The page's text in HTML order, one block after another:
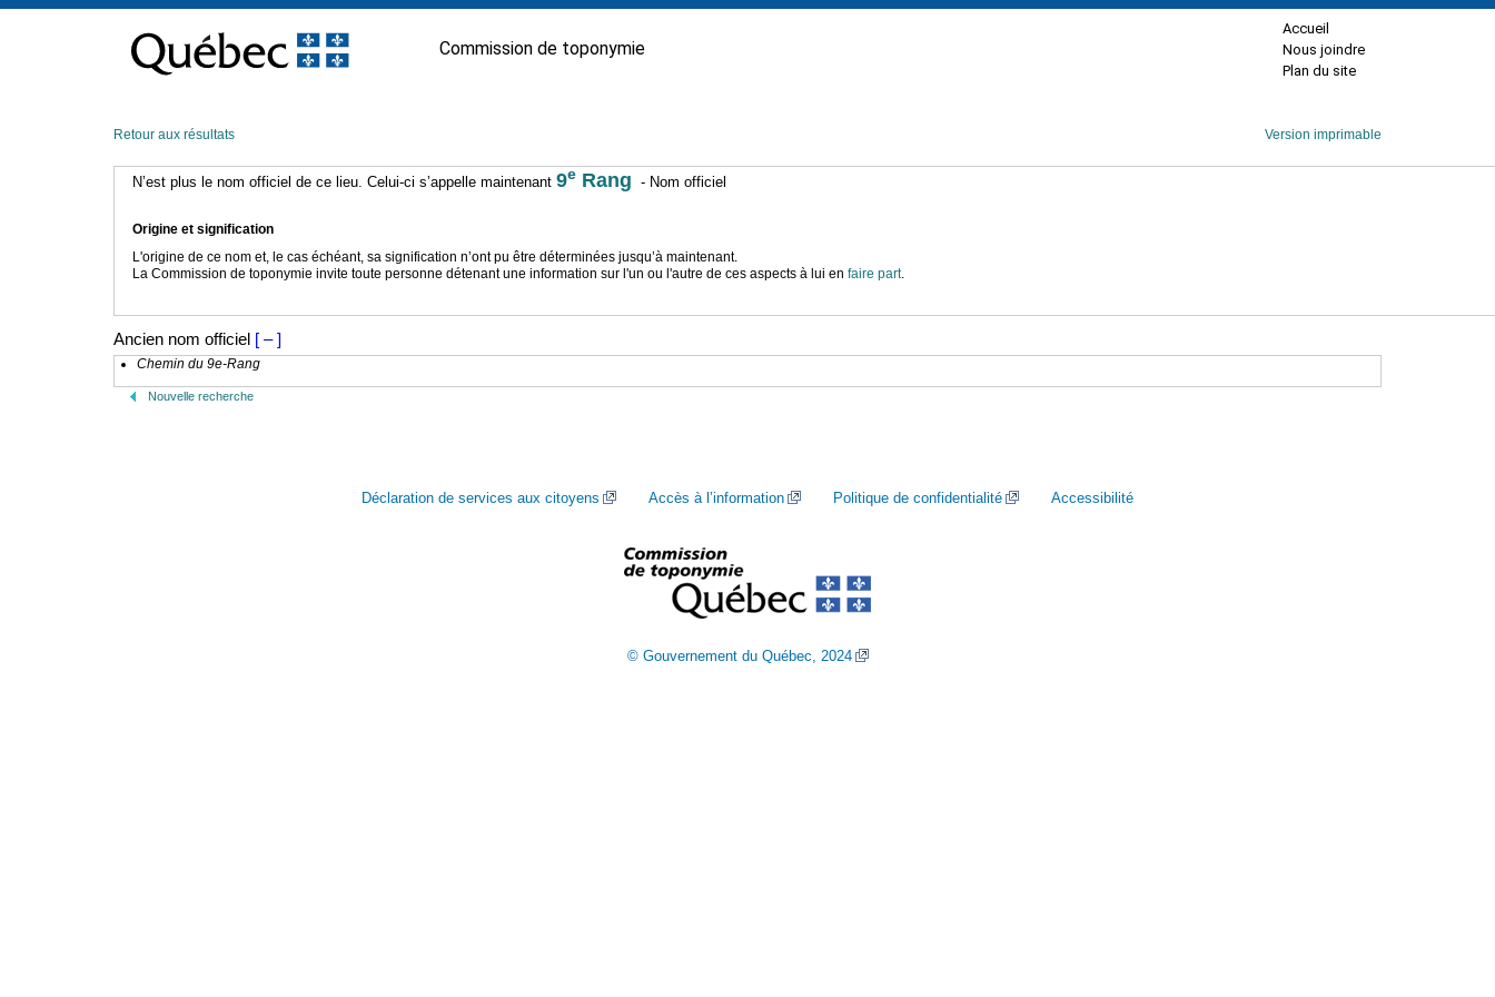
contenu
Commission de toponymie
Accueil
Nous joindre
Plan du site
Retour aux résultats Version imprimable
N’est plus le nom officiel de ce lieu. Celui-ci s’appelle maintenant 9e Rang - Nom officiel
Origine et signification
L'origine de ce nom et, le cas échéant, sa signification n’ont pu être déterminées jusqu’à maintenant.
La Commission de toponymie invite toute personne détenant une information sur l'un ou l'autre de ces aspects à lui en faire part.
Ancien nom officiel [ – ]
Chemin du 9e-Rang
Nouvelle recherche
Déclaration de services aux citoyens Accès à l’information Politique de confidentialité Accessibilité
© Gouvernement du Québec, 2024